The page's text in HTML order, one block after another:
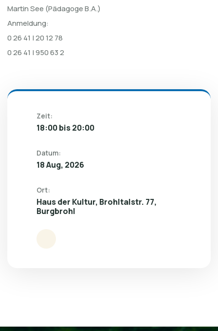
Martin See (Pädagoge B.A.)
Anmeldung:
0 26 41 | 20 12 78
0 26 41 | 950 63 2
Zeit:
18:00 bis 20:00
Datum:
18 Aug, 2026
Ort:
Haus der Kultur, Brohltalstr. 77,
Burgbrohl